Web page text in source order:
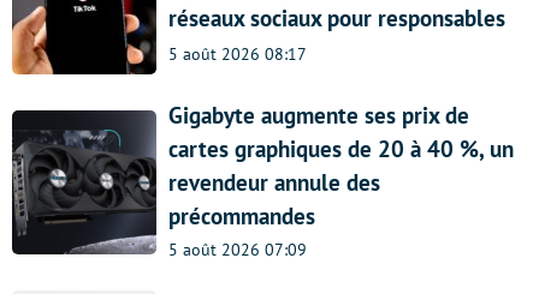
réseaux sociaux pour responsables
5 août 2026 08:17
Gigabyte augmente ses prix de
cartes graphiques de 20 à 40 %, un
revendeur annule des
précommandes
5 août 2026 07:09